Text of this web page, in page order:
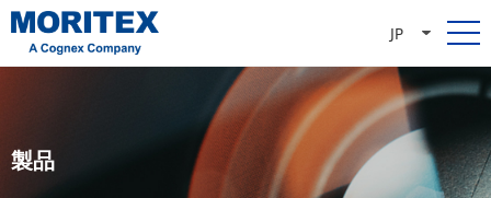
JP
製品